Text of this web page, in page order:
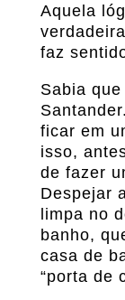
Aquela
faz
Sabia
ficar em
isso,
de fazer
Despejar
limpa no
banho,
casa de
“porta de